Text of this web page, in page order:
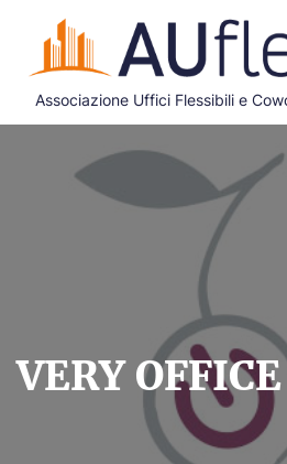
Associazione Uffici Flessibili e
CHI SIAMO
COSA
DOCUMENTI
ADERISCI
BLOG
VERY OFFICE